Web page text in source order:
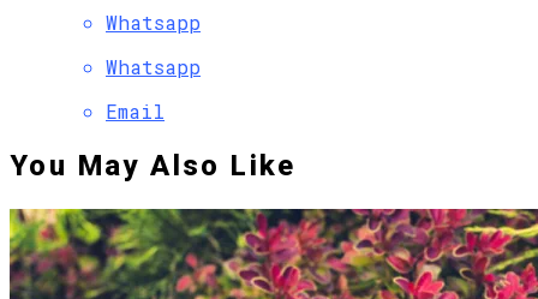
Whatsapp
Whatsapp
Email
You May Also Like